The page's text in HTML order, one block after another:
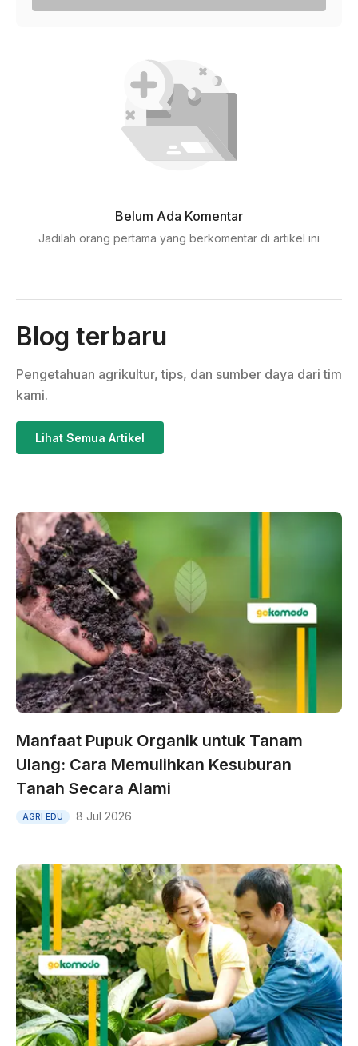
Belum Ada Komentar
Jadilah orang pertama yang berkomentar di artikel ini
Blog terbaru
Pengetahuan agrikultur, tips, dan sumber daya dari tim
kami.
Lihat Semua Artikel
Manfaat Pupuk Organik untuk Tanam
Ulang: Cara Memulihkan Kesuburan
Tanah Secara Alami
AGRI EDU 8 Jul 2026